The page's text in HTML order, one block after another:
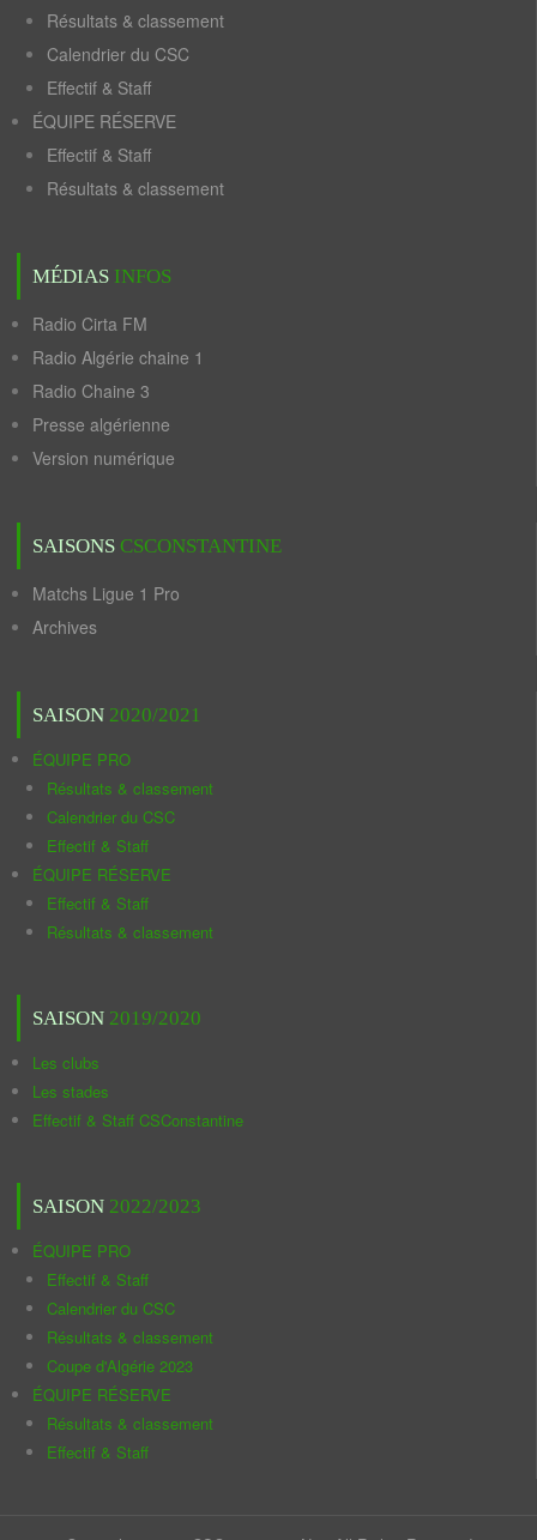
Résultats & classement
Calendrier du CSC
Effectif & Staff
ÉQUIPE RÉSERVE
Effectif & Staff
Résultats & classement
MÉDIAS INFOS
Radio Cirta FM
Radio Algérie chaine 1
Radio Chaine 3
Presse algérienne
Version numérique
SAISONS CSCONSTANTINE
Matchs Ligue 1 Pro
Archives
SAISON 2020/2021
ÉQUIPE PRO
Résultats & classement
Calendrier du CSC
Effectif & Staff
ÉQUIPE RÉSERVE
Effectif & Staff
Résultats & classement
SAISON 2019/2020
Les clubs
Les stades
Effectif & Staff CSConstantine
SAISON 2022/2023
ÉQUIPE PRO
Effectif & Staff
Calendrier du CSC
Résultats & classement
Coupe d'Algérie 2023
ÉQUIPE RÉSERVE
Résultats & classement
Effectif & Staff